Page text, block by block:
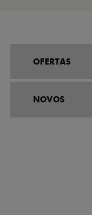
OFERTAS
NOVOS